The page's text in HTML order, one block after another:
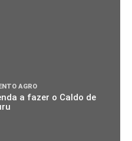
AGRO
a fazer o Caldo de